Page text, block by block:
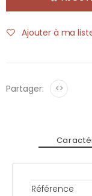
Ajouter à ma
Partager: <>
Référence